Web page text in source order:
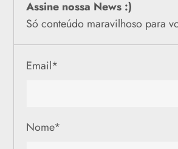
Assine nossa News :)
Só conteúdo maravilhoso para
Email*
Nome*